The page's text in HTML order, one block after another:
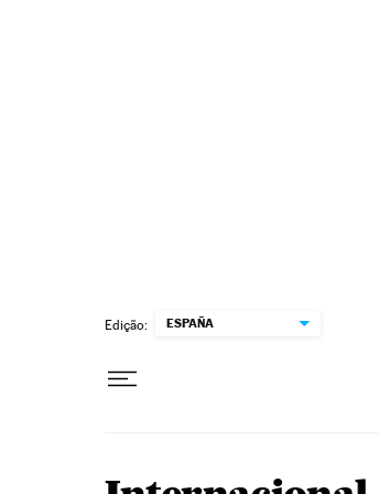
Edição: ESPAÑA